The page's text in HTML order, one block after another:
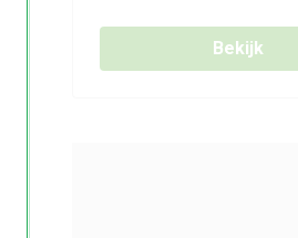
Bekijk